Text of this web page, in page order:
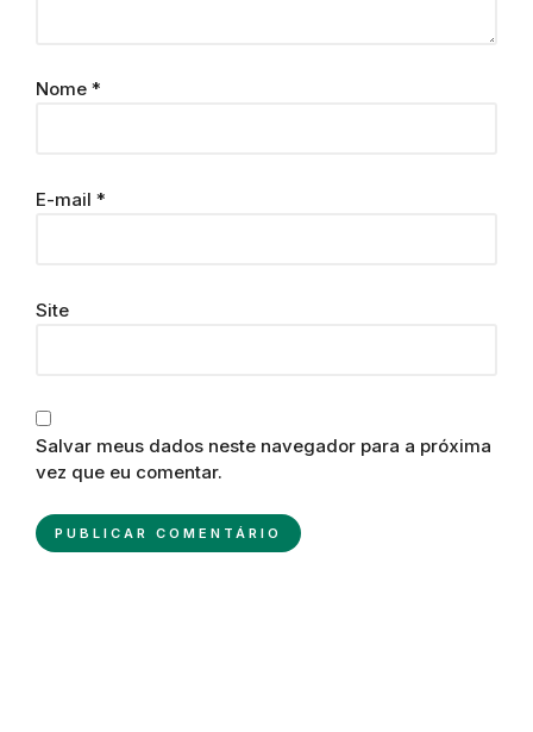
Nome *
E-mail *
Site
Salvar meus dados neste navegador para a próxima
vez que eu comentar.